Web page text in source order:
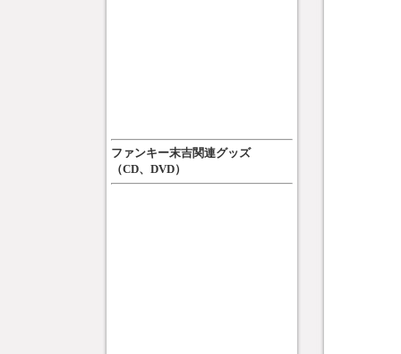
ファンキー末吉関連グッズ
（CD、DVD）